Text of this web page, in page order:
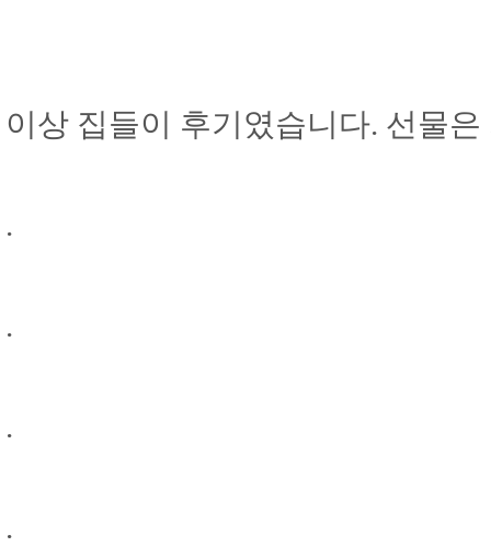
이상 집들이 후기였습니다. 선물
.
.
.
.